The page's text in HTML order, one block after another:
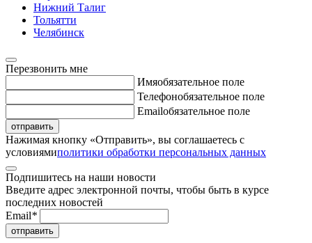
Нижний Талиг
Тольятти
Челябинск
Перезвонить мне
Имяобязательное поле
Телефонобязательное поле
Emailобязательное поле
отправить
Нажимая кнопку «Отправить», вы соглашаетесь с
условиямиполитики обработки персональных данных
Подпишитесь на наши новости
Введите адрес электронной почты, чтобы быть в курсе
последних новостей
Email*
отправить